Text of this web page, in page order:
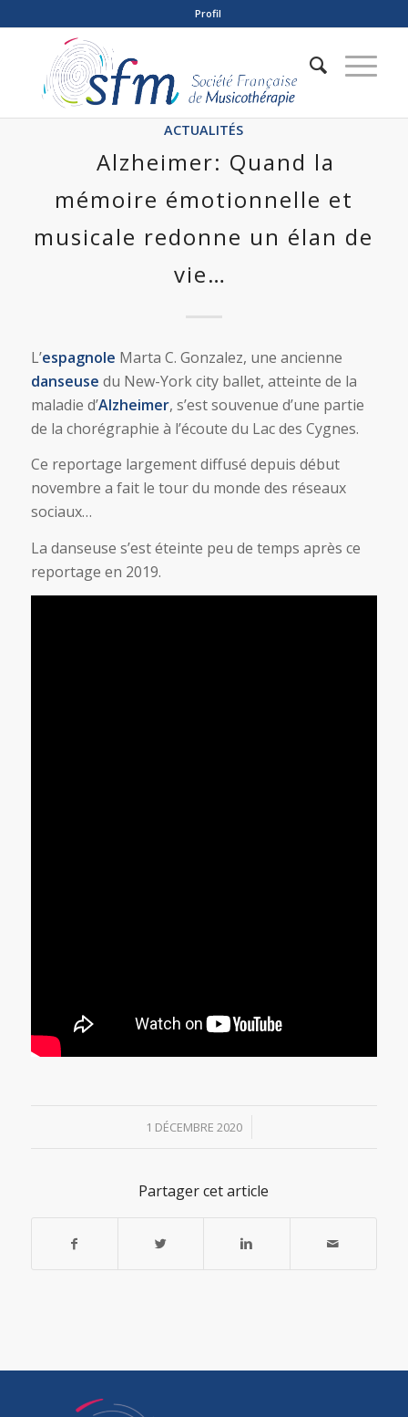
Profil
ACTUALITÉS
Alzheimer: Quand la
mémoire émotionnelle et
musicale redonne un élan de
vie…
L’espagnole Marta C. Gonzalez, une ancienne
danseuse du New-York city ballet, atteinte de la
maladie d’Alzheimer, s’est souvenue d’une partie
de la chorégraphie à l’écoute du Lac des Cygnes.
Ce reportage largement diffusé depuis début
novembre a fait le tour du monde des réseaux
sociaux…
La danseuse s’est éteinte peu de temps après ce
reportage en 2019.
1 DÉCEMBRE 2020
/
Partager cet article